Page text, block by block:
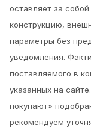
оставляет за
конструкцию,
параметры без
уведомления.
поставляемого в
указанных на
покупают»
рекомендуем